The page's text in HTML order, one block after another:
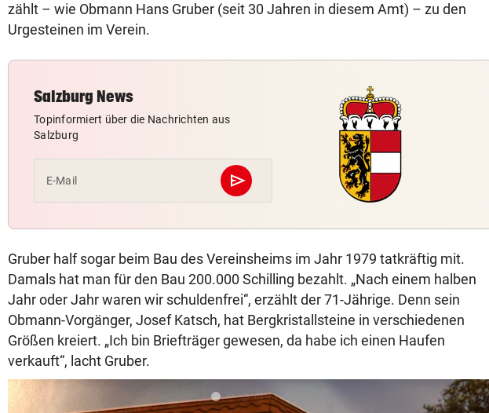
zählt – wie Obmann Hans Gruber (seit 30 Jahren in diesem Amt) – zu den
Urgesteinen im Verein.
Salzburg News
Topinformiert über die Nachrichten aus
Salzburg
E-Mail send
Abschicken
Gruber half sogar beim Bau des Vereinsheims im Jahr 1979 tatkräftig mit.
Damals hat man für den Bau 200.000 Schilling bezahlt. „Nach einem halben
Jahr oder Jahr waren wir schuldenfrei“, erzählt der 71-Jährige. Denn sein
Obmann-Vorgänger, Josef Katsch, hat Bergkristallsteine in verschiedenen
Größen kreiert. „Ich bin Briefträger gewesen, da habe ich einen Haufen
verkauft“, lacht Gruber.